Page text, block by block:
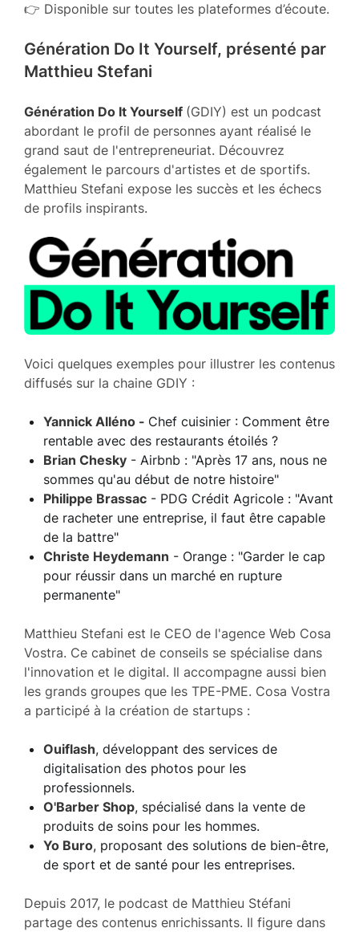
👉 Disponible sur toutes les plateformes d’écoute.
Génération Do It Yourself, présenté par
Matthieu Stefani
Génération Do It Yourself (GDIY) est un podcast
abordant le profil de personnes ayant réalisé le
grand saut de l'entrepreneuriat. Découvrez
également le parcours d'artistes et de sportifs.
Matthieu Stefani expose les succès et les échecs
de profils inspirants.
Voici quelques exemples pour illustrer les contenus
diffusés sur la chaine GDIY :
Yannick Alléno - Chef cuisinier : Comment être
rentable avec des restaurants étoilés ?
Brian Chesky - Airbnb : "Après 17 ans, nous ne
sommes qu'au début de notre histoire"
Philippe Brassac - PDG Crédit Agricole : "Avant
de racheter une entreprise, il faut être capable
de la battre"
Christe Heydemann - Orange : "Garder le cap
pour réussir dans un marché en rupture
permanente"
Matthieu Stefani est le CEO de l'agence Web Cosa
Vostra. Ce cabinet de conseils se spécialise dans
l'innovation et le digital. Il accompagne aussi bien
les grands groupes que les TPE-PME. Cosa Vostra
a participé à la création de startups :
Ouiflash, développant des services de
digitalisation des photos pour les
professionnels.
O'Barber Shop, spécialisé dans la vente de
produits de soins pour les hommes.
Yo Buro, proposant des solutions de bien-être,
de sport et de santé pour les entreprises.
Depuis 2017, le podcast de Matthieu Stéfani
partage des contenus enrichissants. Il figure dans